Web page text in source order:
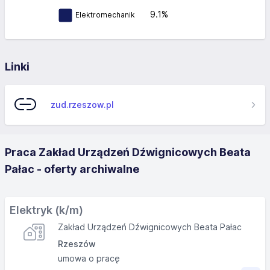
Elektromechanik 9.1%
Linki
zud.rzeszow.pl
Praca Zakład Urządzeń Dźwignicowych Beata
Pałac - oferty archiwalne
Elektryk (k/m)
Zakład Urządzeń Dźwignicowych Beata Pałac
Rzeszów
umowa o pracę